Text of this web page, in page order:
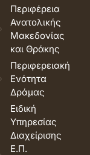
Περιφέρεια
Ανατολικής
Μακεδονίας
και Θράκης
Περιφερειακή
Ενότητα
Δράμας
Ειδική
Υπηρεσίας
Διαχείρισης
Ε.Π.